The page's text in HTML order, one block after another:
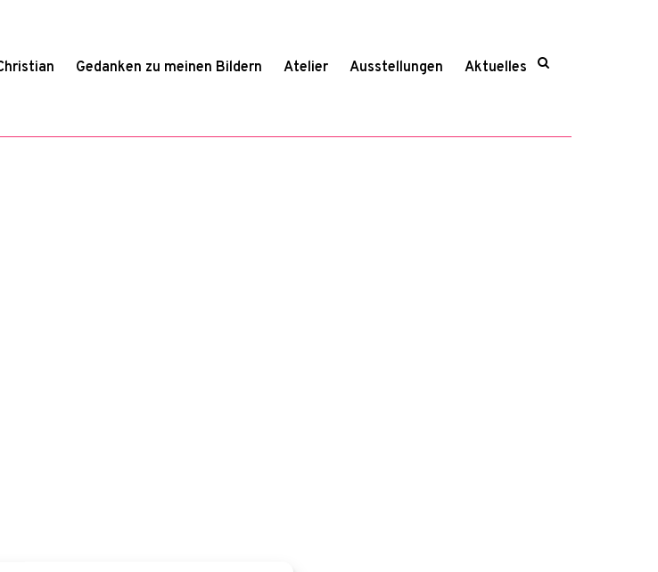
Gedanken zu meinen Bildern Atelier Ausstellungen Aktuelles